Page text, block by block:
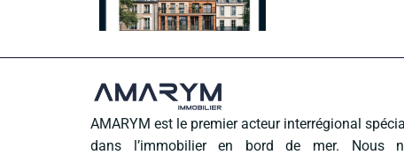
AMARYM est le premier acteur interrégional
dans l’immobilier en bord de mer. Nous